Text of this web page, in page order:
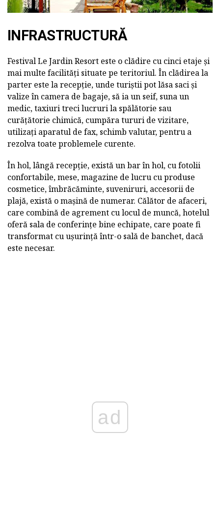
INFRASTRUCTURĂ
Festival Le Jardin Resort este o clădire cu cinci etaje și
mai multe facilități situate pe teritoriul. În clădirea la
parter este la recepție, unde turiștii pot lăsa saci și
valize în camera de bagaje, să ia un seif, suna un
medic, taxiuri treci lucruri la spălătorie sau
curățătorie chimică, cumpăra tururi de vizitare,
utilizați aparatul de fax, schimb valutar, pentru a
rezolva toate problemele curente.
În hol, lângă recepție, există un bar în hol, cu fotolii
confortabile, mese, magazine de lucru cu produse
cosmetice, îmbrăcăminte, suveniruri, accesorii de
plajă, există o mașină de numerar. Călător de afaceri,
care combină de agrement cu locul de muncă, hotelul
oferă sala de conferințe bine echipate, care poate fi
transformat cu ușurință într-o sală de banchet, dacă
este necesar.
ad